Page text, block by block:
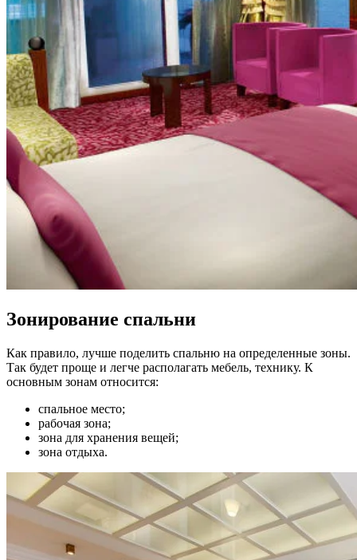
Зонирование спальни
Как правило, лучше поделить спальню на определенные зоны.
Так будет проще и легче располагать мебель, технику. К
основным зонам относится:
спальное место;
рабочая зона;
зона для хранения вещей;
зона отдыха.